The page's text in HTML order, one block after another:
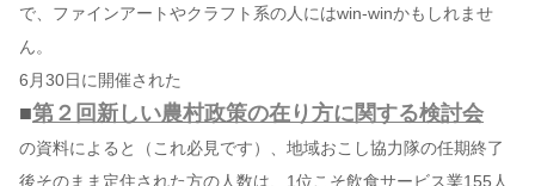
で、ファインアートやクラフト系の人にはwin-winかもしれませ
ん。
6月30日に開催された
■第２回新しい農村政策の在り方に関する検討会
の資料によると（これ必見です）、地域おこし協力隊の任期終了
後そのまま定住された方の人数は、1位こそ飲食サービス業155人